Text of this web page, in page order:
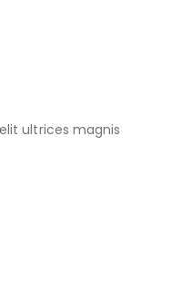
ultrices magnis